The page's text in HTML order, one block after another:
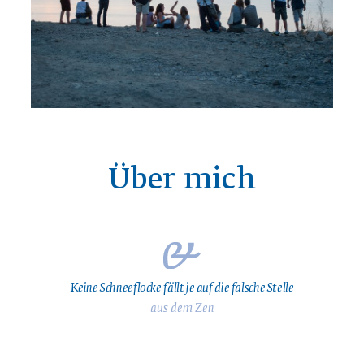
Über mich
Keine Schneeflocke fällt je auf die falsche Stelle
aus dem Zen